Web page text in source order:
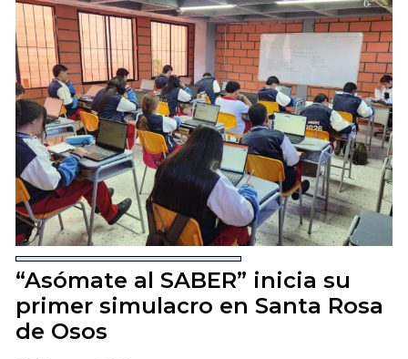
“Asómate al SABER” inicia su
primer simulacro en Santa Rosa
de Osos